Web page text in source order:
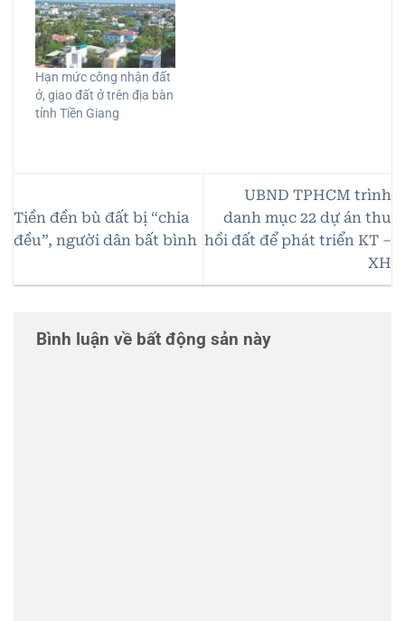
Hạn mức công nhận đất
ở, giao đất ở trên địa bàn
tỉnh Tiền Giang
Tiền đền bù đất bị “chia
đều”, người dân bất bình
UBND TPHCM trình
danh mục 22 dự án thu
hồi đất để phát triển KT –
XH
Bình luận về bất động sản này